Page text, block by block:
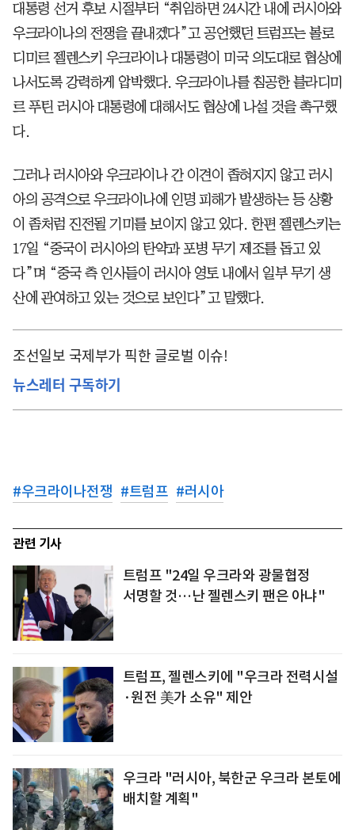
대통령 선거 후보 시절부터 “취임하면 24시간 내에 러시아와
우크라이나의 전쟁을 끝내겠다”고 공언했던 트럼프는 볼로
디미르 젤렌스키 우크라이나 대통령이 미국 의도대로 협상에
나서도록 강력하게 압박했다. 우크라이나를 침공한 블라디미
르 푸틴 러시아 대통령에 대해서도 협상에 나설 것을 촉구했
다.
그러나 러시아와 우크라이나 간 이견이 좁혀지지 않고 러시
아의 공격으로 우크라이나에 인명 피해가 발생하는 등 상황
이 좀처럼 진전될 기미를 보이지 않고 있다. 한편 젤렌스키는
17일 “중국이 러시아의 탄약과 포병 무기 제조를 돕고 있
다”며 “중국 측 인사들이 러시아 영토 내에서 일부 무기 생
산에 관여하고 있는 것으로 보인다”고 말했다.
조선일보 국제부가 픽한 글로벌 이슈!
뉴스레터 구독하기
#우크라이나전쟁 #트럼프 #러시아
관련 기사
트럼프 "24일 우크라와 광물협정
서명할 것…난 젤렌스키 팬은 아냐"
트럼프, 젤렌스키에 "우크라 전력시설
·원전 美가 소유" 제안
우크라 "러시아, 북한군 우크라 본토에
배치할 계획"